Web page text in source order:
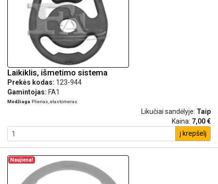
Laikiklis, išmetimo sistema
Prekės kodas: 123-944
Gamintojas: FA1
Medžiaga Plienas, elastomeras
Likučiai sandėlyje: Taip
Kaina: 7,00 €
į krepšelį
Naujiena!